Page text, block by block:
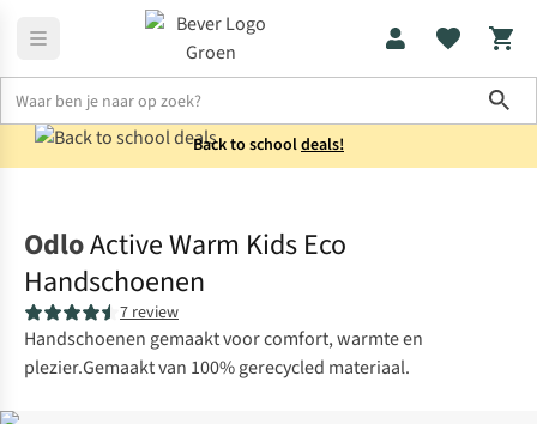
Back to schooldeals!
OdloActive Warm Kids Eco
Handschoenen
7 review
Handschoenen gemaakt voor comfort, warmte en
plezier.Gemaakt van 100% gerecycled materiaal.